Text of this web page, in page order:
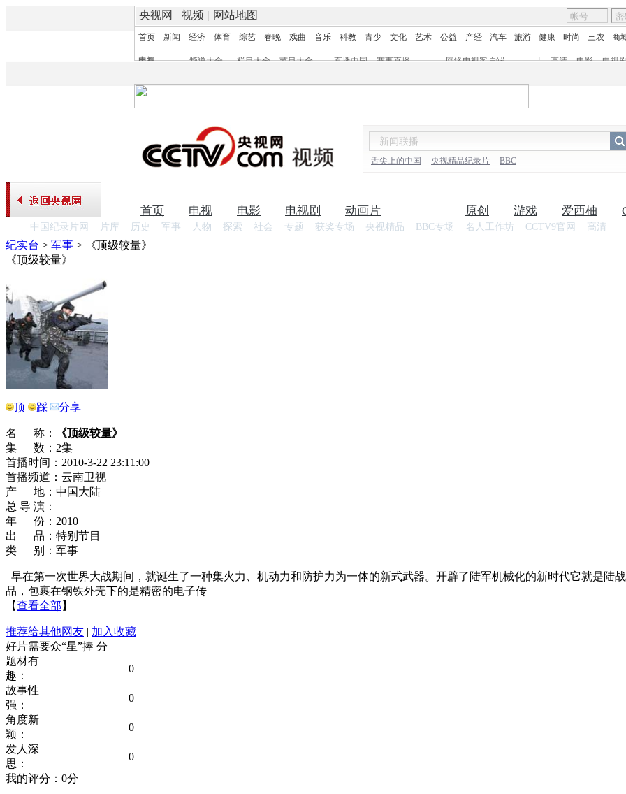
央视网 | 视频 | 网站地图
首页 新闻 经济 体育 综艺 春晚 戏曲 音乐 科教 青少 文化 艺术 公益 产经 汽车 旅游 健康 时尚 三农 商
电视 频道大全 栏目大全 节目大全 直播中国 赛事直播 网络电视客户端 | 高清 电影
电视
舌尖上的中国 央视精品纪录片 BBC
首页 电视 电影 电视剧 动画片
中国纪录片网 片库 历史 军事 人物 探索 社会 专题 获奖专场 央视精品 BBC专场 名人工作坊 CCTV9官网 高清
原创 游戏 爱西柚
纪实台 > 军事 >
《顶级较量》
《顶级较量》
顶 踩 分享
名 称：
《顶级较量》
集 数：2集
首播时间：2010-3-22 23:11:00
首播频道：云南卫视
产 地：中国大陆
总 导 演：
年 份：2010
出 品：特别节目
类 别：军事
早在第一次世界大战期间，就诞生了一种集火力、机动力和防护力为一体的新式武器。开辟了陆军机械化的新时代它就是陆
品，包裹在钢铁外壳下的是精密的电子传
【查看全部 】
推荐给其他网友 | 加入收藏
好片需要众“星”捧 分
题材有
趣：
0
故事性
强：
0
角度新
颖：
0
发人深
思：
0
我的评分： 0分